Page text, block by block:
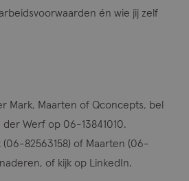
én wie jij zelf
Mark, Maarten of Qconcepts, bel
Werf op 06-13841010.
(06-82563158) of Maarten (06-
of kijk op LinkedIn.